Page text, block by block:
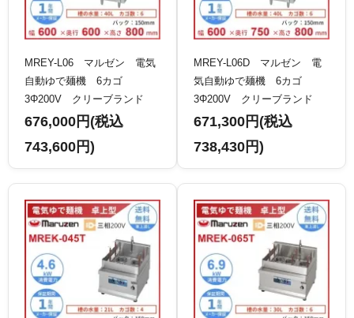
MREY-L06 マルゼン 電気
自動ゆで麺機 6カゴ
3Φ200V クリーブランド
676,000円(税込
743,600円)
MREY-L06D マルゼン 電
気自動ゆで麺機 6カゴ
3Φ200V クリーブランド
671,300円(税込
738,430円)